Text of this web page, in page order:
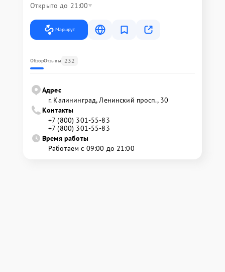
Открыто до 21:00
Маршрут
ОбзорОтзывы 232
Адрес
г. Калининград, Ленинский просп., 30
Контакты
+7 (800) 301-55-83
+7 (800) 301-55-83
Время работы
Работаем с 09:00 до 21:00